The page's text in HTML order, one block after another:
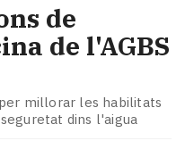
de
de l'AGBS
millorar les habilitats
dins l'aigua